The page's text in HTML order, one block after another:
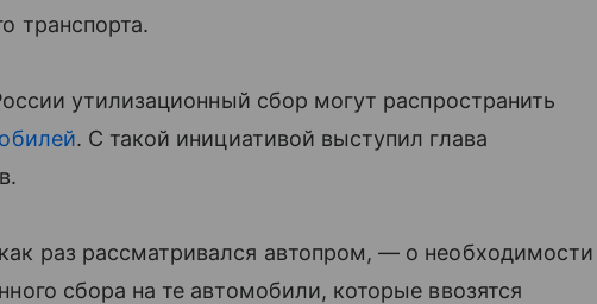
транспорта.
утилизационный сбор могут распространить
. С такой инициативой выступил глава
раз рассматривался автопром, — о необходимости
сбора на те автомобили, которые ввозятся